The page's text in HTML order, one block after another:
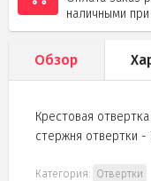
наличными
Обзор
Крестовая
стержня отвертки -
Категория: Отвертки